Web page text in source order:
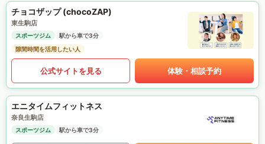
チョコザップ (chocoZAP)
東生駒店
スポーツジム
駅から車で3分
隙間時間を活用したい人
公式サイトを見る 体験・相談予約
エニタイムフィットネス
奈良生駒店
スポーツジム 駅から車で3分